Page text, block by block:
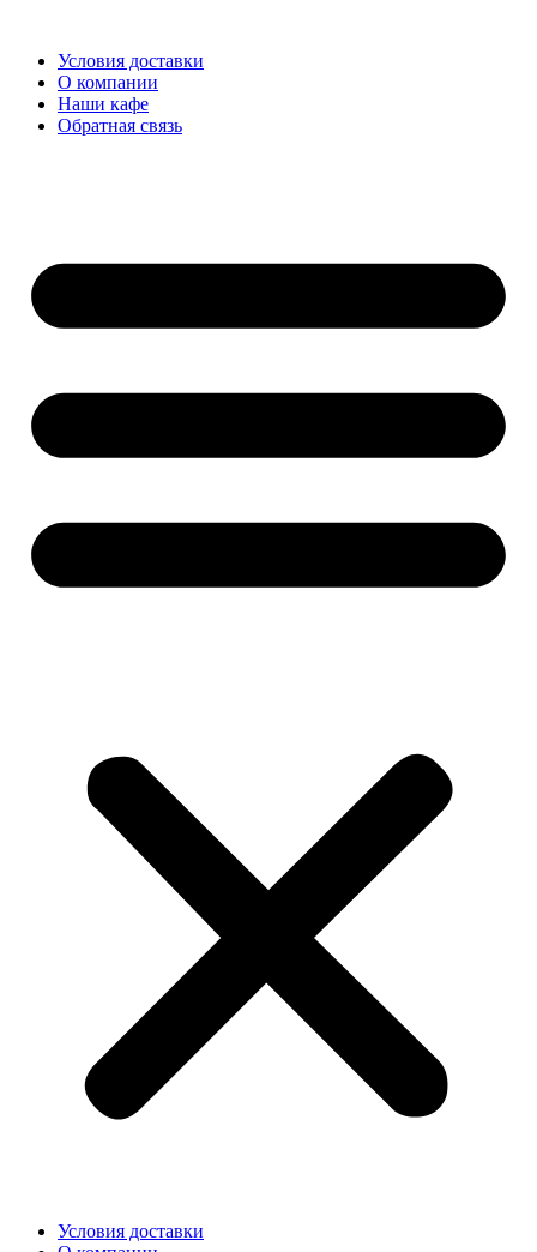
содержимому
Условия доставки
О компании
Наши кафе
Обратная связь
Условия доставки